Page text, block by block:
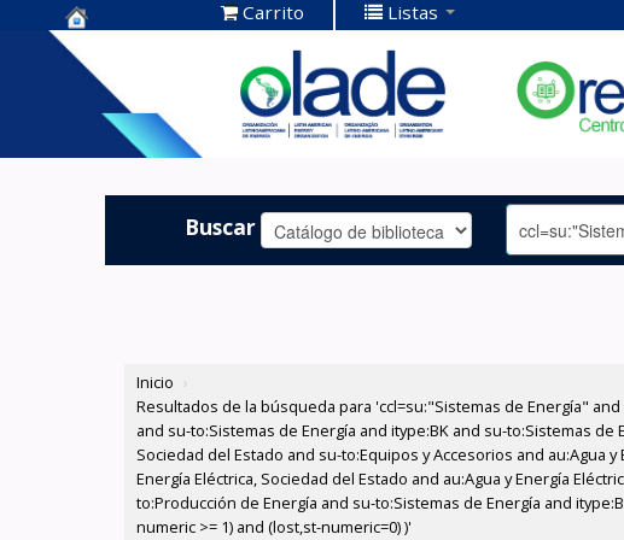
Centro de
Documentación
OLADE -
Carrito Listas
Buscar
Inicio ›
Resultados de la búsqueda para 'ccl=su:"Sistemas de Energía" and
and su-to:Sistemas de Energía and itype:BK and su-to:Sistemas de
Sociedad del Estado and su-to:Equipos y Accesorios and au:Agua
Energía Eléctrica, Sociedad del Estado and au:Agua y Energía
to:Producción de Energía and su-to:Sistemas de Energía and
numeric >= 1) and (lost,st-numeric=0) )'